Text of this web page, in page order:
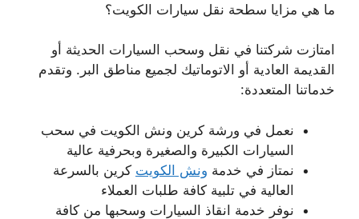
ما هي مزايا سطحة نقل سيارات الكويت؟
امتازت شركتنا في نقل وسحب السيارات الحديثة أو
القديمة العادية أو الاتوماتيك لجميع مناطق البر. وتقدم
خدماتنا المتعددة:
نعمل في ورشة كرين ونش الكويت في سحب
السيارات الكبيرة والصغيرة وبحرفية عالية
نمتاز في خدمة ونش الكويت كرين بالسرعة
العالية في تلبية كافة طلبات العملاء
نوفر خدمة انقاذ السيارات وسحبها من كافة